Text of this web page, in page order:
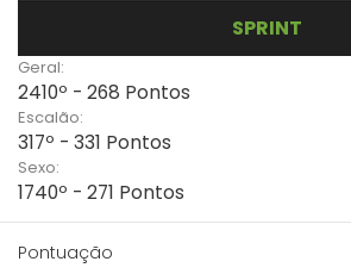
SPRINT
Geral:
2410º - 268 Pontos
Escalão:
317º - 331 Pontos
Sexo:
1740º - 271 Pontos
Pontuação